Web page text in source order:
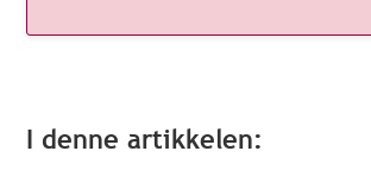
I denne artikkelen: